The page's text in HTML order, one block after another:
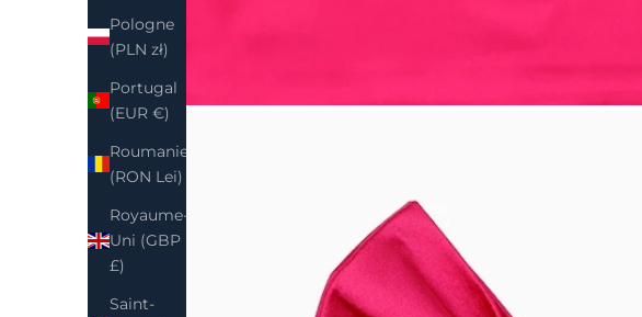
Pologne
(PLN zł)
Portugal
(EUR €)
Roumanie
(RON Lei)
Royaume-
Uni (GBP
£)
Saint-